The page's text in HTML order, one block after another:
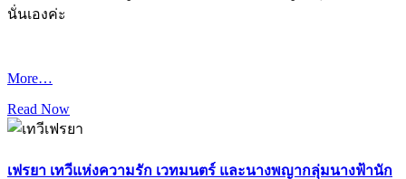
นั่นเองค่ะ
More…
Read Now
เฟรยา เทวีแห่งความรัก เวทมนตร์ และนางพญากลุ่มนางฟ้านัก